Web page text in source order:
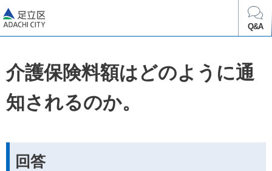
Q&A
介護保険料額はどのように通
知されるのか。
回答